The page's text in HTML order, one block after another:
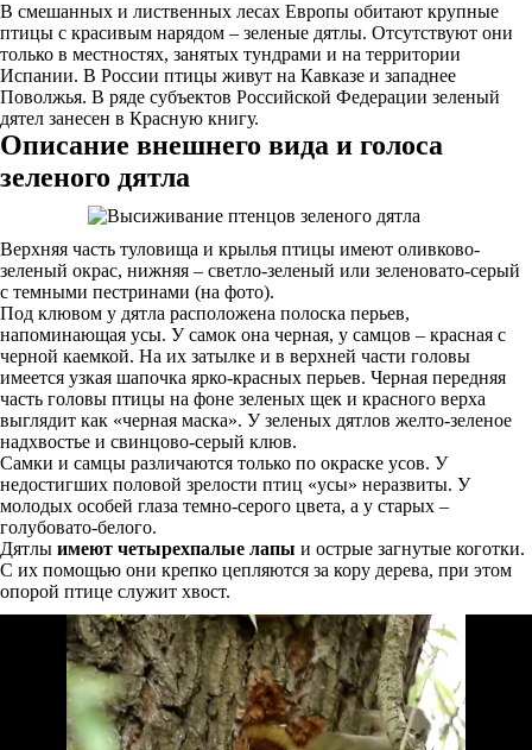
В смешанных и лиственных лесах Европы обитают крупные
птицы с красивым нарядом – зеленые дятлы. Отсутствуют они
только в местностях, занятых тундрами и на территории
Испании. В России птицы живут на Кавказе и западнее
Поволжья. В ряде субъектов Российской Федерации зеленый
дятел занесен в Красную книгу.
Описание внешнего вида и голоса
зеленого дятла
Верхняя часть туловища и крылья птицы имеют оливково-
зеленый окрас, нижняя – светло-зеленый или зеленовато-серый
с темными пестринами (на фото).
Под клювом у дятла расположена полоска перьев,
напоминающая усы. У самок она черная, у самцов – красная с
черной каемкой. На их затылке и в верхней части головы
имеется узкая шапочка ярко-красных перьев. Черная передняя
часть головы птицы на фоне зеленых щек и красного верха
выглядит как «черная маска». У зеленых дятлов желто-зеленое
надхвостье и свинцово-серый клюв.
Самки и самцы различаются только по окраске усов. У
недостигших половой зрелости птиц «усы» неразвиты. У
молодых особей глаза темно-серого цвета, а у старых –
голубовато-белого.
Дятлы имеют четырехпалые лапы и острые загнутые коготки.
С их помощью они крепко цепляются за кору дерева, при этом
опорой птице служит хвост.